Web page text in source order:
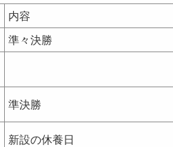
内容
準々決勝
準決勝
新設の休養日